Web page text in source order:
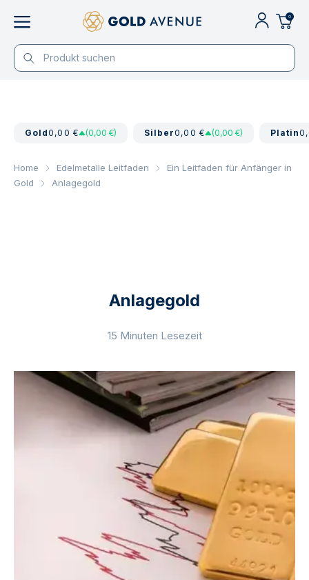
0
Gold0,00 € (0,00 €) Silber0,00 € (0,00 €) Platin
Home Edelmetalle Leitfaden
Ein Leitfaden für Anfänger in
Gold
Anlagegold
Anlagegold
15 Minuten Lesezeit